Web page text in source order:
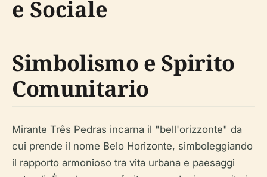
e Sociale
Simbolismo e Spirito
Comunitario
Mirante Três Pedras incarna il "bell'orizzonte" da
cui prende il nome Belo Horizonte, simboleggiando
il rapporto armonioso tra vita urbana e paesaggi